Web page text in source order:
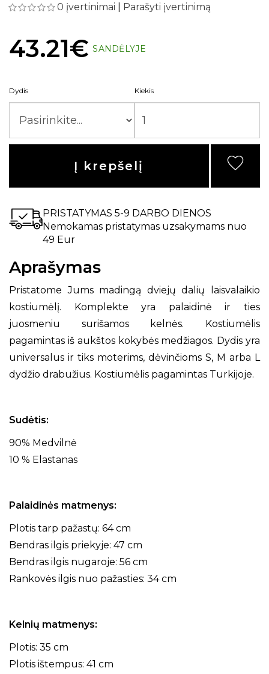
0 įvertinimai
Parašyti įvertinimą
43.21€ SANDĖLYJE
Dydis Kiekis
Į krepšelį
PRISTATYMAS 5-9 DARBO DIENOS
Nemokamas pristatymas uzsakymams nuo
49 Eur
Aprašymas
Pristatome Jums madingą dviejų dalių laisvalaikio
kostiumėlį. Komplekte yra palaidinė ir ties
juosmeniu surišamos kelnės. Kostiumėlis
pagamintas iš aukštos kokybės medžiagos. Dydis yra
universalus ir tiks moterims, dėvinčioms S, M arba L
dydžio drabužius. Kostiumėlis pagamintas Turkijoje.
Sudėtis:
90% Medvilnė
10 % Elastanas
Palaidinės matmenys:
Plotis tarp pažastų: 64 cm
Bendras ilgis priekyje: 47 cm
Bendras ilgis nugaroje: 56 cm
Rankovės ilgis nuo pažasties: 34 cm
Kelnių matmenys:
Plotis: 35 cm
Plotis ištempus: 41 cm